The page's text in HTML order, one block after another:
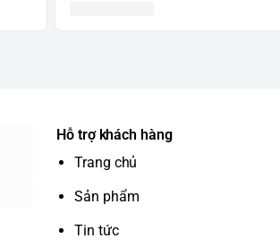
Hỗ trợ khách hàng
Trang chủ
Sản phẩm
Tin tức